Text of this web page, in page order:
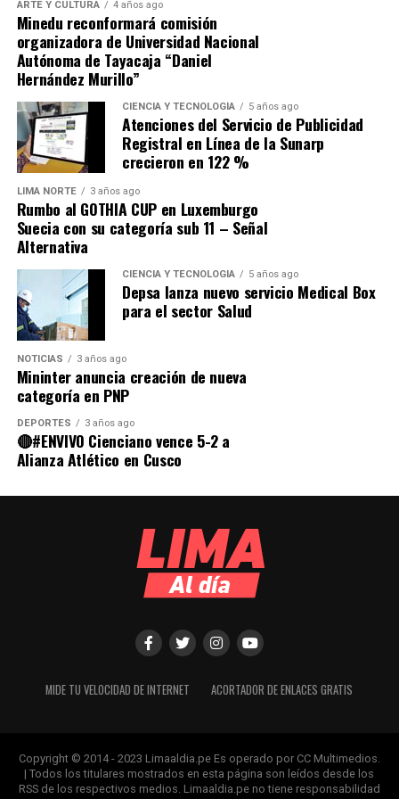
«hay que abordarlas de manera significativa para
evitar que haya un deterioro importante de las
finanzas públicas»en la próxima década.
Comparte esto:
ARTE Y CULTURA 4 años ago
Minedu reconformará comisión
organizadora de Universidad Nacional
Autónoma de Tayacaja “Daniel
Hernández Murillo”
CIENCIA Y TECNOLOGÍA 5 años ago
Atenciones del Servicio de Publicidad
Registral en Línea de la Sunarp
crecieron en 122 %
LIMA NORTE 3 años ago
Rumbo al GOTHIA CUP en Luxemburgo
Suecia con su categoría sub 11 – Señal
Alternativa
CIENCIA Y TECNOLOGÍA 5 años ago
Depsa lanza nuevo servicio Medical Box
para el sector Salud
NOTICIAS 3 años ago
Mininter anuncia creación de nueva
categoría en PNP
DEPORTES 3 años ago
🔴#ENVIVO Cienciano vence 5-2 a
Alianza Atlético en Cusco
MIDE TU VELOCIDAD DE INTERNET ACORTADOR DE ENLACES GRATIS
Copyright © 2014 - 2023 Limaaldia.pe Es operado por CC Multimedios.
| Todos los titulares mostrados en esta página son leídos desde los
RSS de los respectivos medios. Limaaldia.pe no tiene responsabilidad